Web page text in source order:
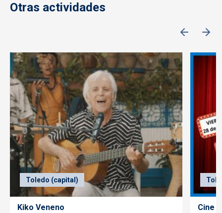
Otras actividades
Toledo (capital)
Kiko Veneno Cine